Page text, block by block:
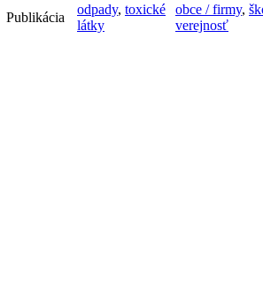
Publikácia
odpady, toxické
látky
obce / firmy,
verejnosť